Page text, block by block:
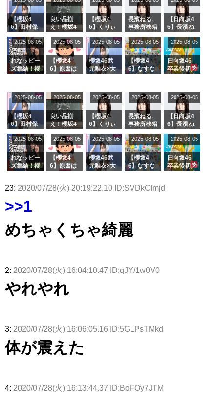
【櫻坂4
6】田村保
ージを脱い
でいた理由
良い品揃
え！櫻坂4
グル『Mak
e or Brea
k』オフィ
シャルグッ
ズ絶賛販売
【櫻坂4
6】くりぃ
の2人を手
玉に取る大
沼晶保【く
りぃむナン
タラ】
長濱ねる、
事務所移籍
属を発表
【日向坂4
6】長濱ね
ら移籍しフ
ラーム所属
に。これで
事務所に所
属している
がこちら
れなッピー
ズ集結！櫻
理子、8/6
「ラヴィッ
ト！」水曜
スタジオ出
演決定
2025-08-05
【櫻坂4
6】原因は
uddiesを
ざわつかせ
る...
2025-08-05
櫻坂46武
元唯衣×大
カップお姉
さんに恐怖
【くりぃむ
ナンタラ】
2025-08-05
【櫻坂4
6】なすな
2曲目っ
て...【ラヴ
ィット 東
京ドーム公
演】
2025-08-05
日向坂46
卒業後初共
師匠オード
リー若林さ
んと再会し
た結果･･･
【激レアさ
きた。】
2025-08-05
【櫻坂4
6】田村保
ージを脱い
でいた理由
2025-08-05
良い品揃
え！櫻坂4
グル『Mak
e or Brea
k』オフィ
シャルグッ
ズ絶賛販売
2025-08-05
【櫻坂4
6】くりぃ
の2人を手
玉に取る大
沼晶保【く
りぃむナン
タラ】
2025-08-05
長濱ねる、
事務所移籍
属を発表
2025-08-05
【日向坂4
6】長濱ね
ら移籍しフ
ラーム所属
に。これで
事務所に所
属している
2025-08-05
れなッピー
ズ集結！櫻
理子、8/6
ト！」水曜
スタジオ出
2025-08-05
【櫻坂4
6】原因は
uddiesを
2025-08-05
櫻坂46武
元唯衣×大
カップお姉
2025-08-05
【櫻坂4
6】なすな
2曲目っ
2025-08-05
日向坂46
卒業後初共
2025-08-05
23: 2020/07/28(火) 20:19:22.10 ID:SVDkClmjd
>>1
めちゃくちゃ綺麗
2: 2020/07/28(火) 16:04:10.47 ID:qJY/1w0V0
やれやれ
3: 2020/07/28(火) 16:06:05.16 ID:5GLPsTMkd
体が震えた
4: 2020/07/28(火) 16:13:44.37 ID:BoFOy7JTM